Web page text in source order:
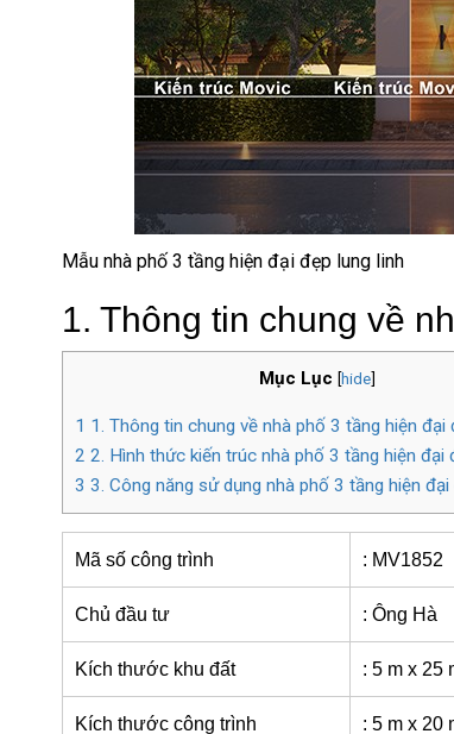
Mẫu nhà phố 3 tầng hiện đại đẹp lung linh
1. Thông tin chung về
Mục Lục [hide]
1 1. Thông tin chung về nhà phố 3 tầng hiện
2 2. Hình thức kiến trúc nhà phố 3 tầng hiện đại
3 3. Công năng sử dụng nhà phố 3 tầng hiện
Mã số công trình : MV1852
Chủ đầu tư : Ông Hà
Kích thước khu đất : 5 m x 25
Kích thước công trình : 5 m x 20